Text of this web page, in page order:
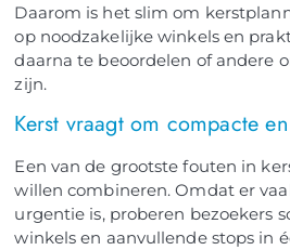
Daarom is het slim om
op noodzakelijke winkels en
daarna te beoordelen of andere
zijn.
Kerst vraagt om compacte
Een van de grootste fouten in
willen combineren. Omdat er
urgentie is, proberen bezoekers
winkels en aanvullende stops in